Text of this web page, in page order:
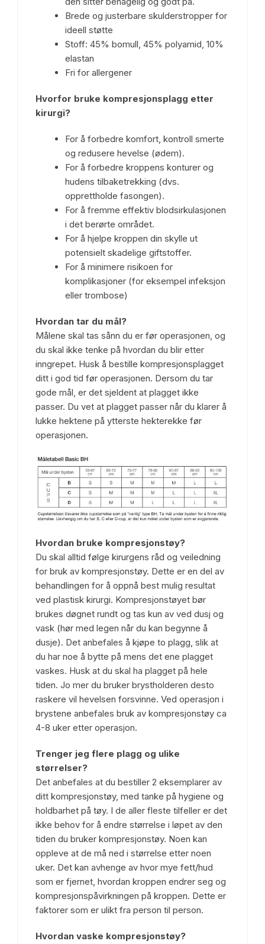
Brede og justerbare skulderstropper for
ideell støtte
Stoff: 45% bomull, 45% polyamid, 10%
elastan
Fri for allergener
Hvorfor bruke kompresjonsplagg etter
kirurgi?
For å forbedre komfort, kontroll smerte
og redusere hevelse (ødem).
For å forbedre kroppens konturer og
hudens tilbaketrekking (dvs.
opprettholde fasongen).
For å fremme effektiv blodsirkulasjonen
i det berørte området.
For å hjelpe kroppen din skylle ut
potensielt skadelige giftstoffer.
For å minimere risikoen for
komplikasjoner (for eksempel infeksjon
eller trombose)
Hvordan tar du mål?
Målene skal tas sånn du er før operasjonen, og
du skal ikke tenke på hvordan du blir etter
inngrepet. Husk å bestille kompresjonsplagget
ditt i god tid før operasjonen. Dersom du tar
gode mål, er det sjeldent at plagget ikke
passer. Du vet at plagget passer når du klarer å
lukke hektene på ytterste hekterekke før
operasjonen.
Hvordan bruke kompresjonstøy?
Du skal alltid følge kirurgens råd og veiledning
for bruk av kompresjonstøy. Dette er en del av
behandlingen for å oppnå best mulig resultat
ved plastisk kirurgi. Kompresjonstøyet bør
brukes døgnet rundt og tas kun av ved dusj og
vask (hør med legen når du kan begynne å
dusje). Det anbefales å kjøpe to plagg, slik at
du har noe å bytte på mens det ene plagget
vaskes. Husk at du skal ha plagget på hele
tiden. Jo mer du bruker brystholderen desto
raskere vil hevelsen forsvinne. Ved operasjon i
brystene anbefales bruk av kompresjonstøy ca
4-8 uker etter operasjon.
Trenger jeg flere plagg og ulike
størrelser?
Det anbefales at du bestiller 2 eksemplarer av
ditt kompresjonstøy, med tanke på hygiene og
holdbarhet på tøy. I de aller fleste tilfeller er det
ikke behov for å endre størrelse i løpet av den
tiden du bruker kompresjonstøy. Noen kan
oppleve at de må ned i størrelse etter noen
uker. Det kan avhenge av hvor mye fett/hud
som er fjernet, hvordan kroppen endrer seg og
kompresjonspåvirkningen på kroppen. Dette er
faktorer som er ulikt fra person til person.
Hvordan vaske kompresjonstøy?